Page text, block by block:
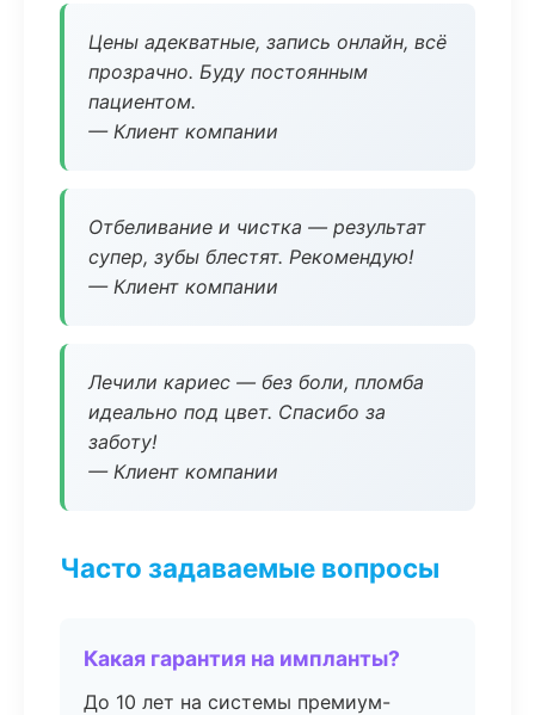
Цены адекватные, запись онлайн, всё
прозрачно. Буду постоянным
пациентом.
— Клиент компании
Отбеливание и чистка — результат
супер, зубы блестят. Рекомендую!
— Клиент компании
Лечили кариес — без боли, пломба
идеально под цвет. Спасибо за
заботу!
— Клиент компании
Часто задаваемые вопросы
Какая гарантия на импланты?
До 10 лет на системы премиум-